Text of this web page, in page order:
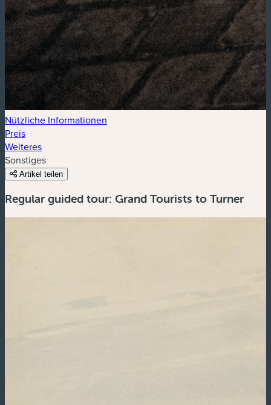
Nützliche Informationen
Preis
Weiteres
Sonstiges
Artikel teilen
Regular guided tour: Grand Tourists to Turner